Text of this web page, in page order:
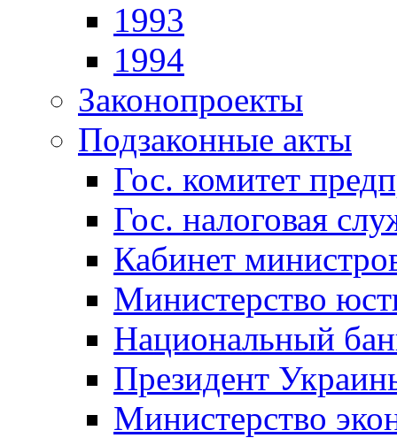
1993
1994
Законопроекты
Подзаконные акты
Гос. комитет
Гос. налоговая
Кабинет
Министерство
Национальный
Президент
Министерство